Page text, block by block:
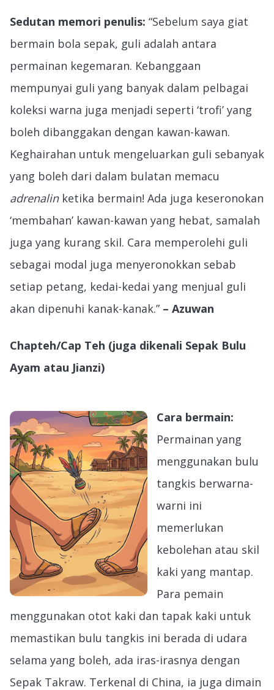
Sedutan memori penulis: “Sebelum saya giat
bermain bola sepak, guli adalah antara
permainan kegemaran. Kebanggaan
mempunyai guli yang banyak dalam pelbagai
koleksi warna juga menjadi seperti ‘trofi’ yang
boleh dibanggakan dengan kawan-kawan.
Keghairahan untuk mengeluarkan guli sebanyak
yang boleh dari dalam bulatan memacu
adrenalinketika bermain! Ada juga keseronokan
‘membahan’ kawan-kawan yang hebat, samalah
juga yang kurang skil. Cara memperolehi guli
sebagai modal juga menyeronokkan sebab
setiap petang, kedai-kedai yang menjual guli
akan dipenuhi kanak-kanak.” – Azuwan
Chapteh/Cap Teh (juga dikenali Sepak Bulu
Ayam atau Jianzi)
Cara bermain:
Permainan yang
menggunakan bulu
tangkis berwarna-
warni ini
memerlukan
kebolehan atau skil
kaki yang mantap.
Para pemain
menggunakan otot kaki dan tapak kaki untuk
memastikan bulu tangkis ini berada di udara
selama yang boleh, ada iras-irasnya dengan
Sepak Takraw. Terkenal di China, ia juga dimain